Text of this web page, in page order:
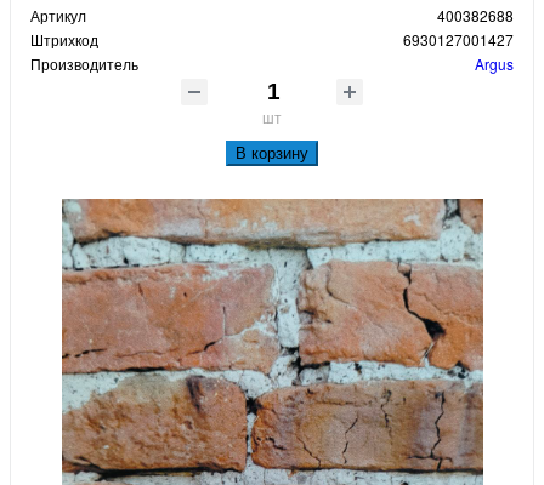
Артикул
400382688
Штрихкод
6930127001427
Производитель
Argus
шт
В корзину